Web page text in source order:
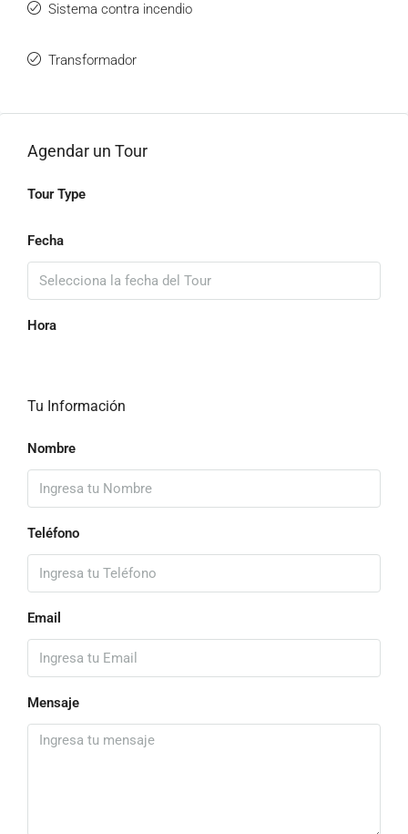
Sistema contra incendio
Transformador
Agendar un Tour
Tour Type
Fecha
Hora
Tu Información
Nombre
Teléfono
Email
Mensaje